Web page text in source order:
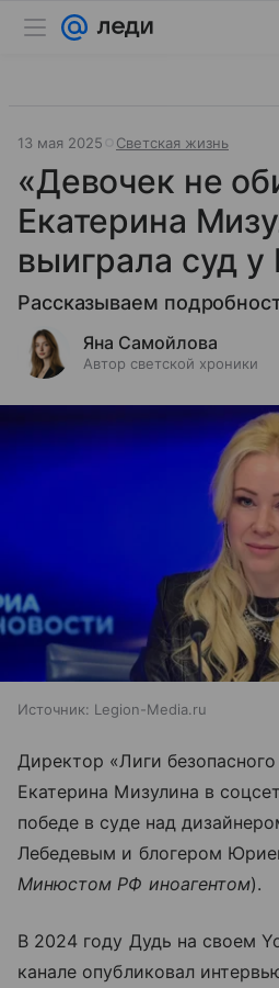
13 мая 2025 Светская жизнь
«Девочек не
Екатерина
выиграла суд
Рассказываем
Яна Самойлова
Автор светской хроники
Источник: Legion-Media.ru
Директор «Лиги
Екатерина Мизулина в
победе в суде над
Лебедевым и блогером
Минюстом РФ иноагентом).
В 2024 году Дудь на своем
канале опубликовал